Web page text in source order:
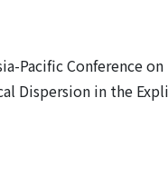
Pacific Conference on
Dispersion in the